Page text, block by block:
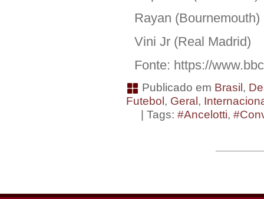
Rayan (Bournemouth)
Vini Jr (Real Madrid)
Fonte: https://
Publicado em Brasil ,
Futebol , Geral ,
| Tags: #Ancelotti,